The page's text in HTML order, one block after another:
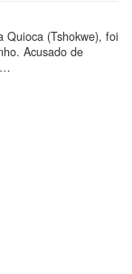
Quioca (Tshokwe), foi
Acusado de